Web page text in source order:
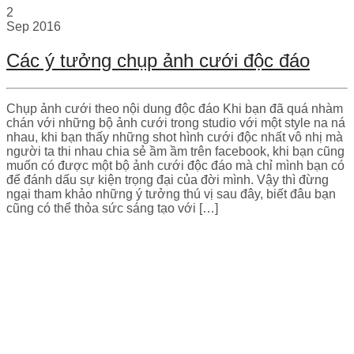
2
Sep 2016
Các ý tưởng chụp ảnh cưới độc đáo
Chụp ảnh cưới theo nội dung độc đáo Khi bạn đã quá nhàm
chán với những bộ ảnh cưới trong studio với một style na ná
nhau, khi bạn thấy những shot hình cưới độc nhất vô nhị mà
người ta thi nhau chia sẻ ầm ầm trên facebook, khi bạn cũng
muốn có được một bộ ảnh cưới độc đáo mà chỉ mình bạn có
để đánh dấu sự kiện trọng đại của đời mình. Vậy thì đừng
ngại tham khảo những ý tưởng thú vị sau đây, biết đâu bạn
cũng có thể thỏa sức sáng tạo với […]